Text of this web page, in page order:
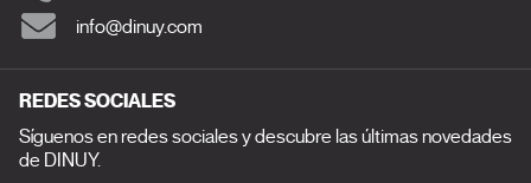
info@dinuy.com
REDES SOCIALES
Síguenos en redes sociales y descubre las últimas novedades
de DINUY.